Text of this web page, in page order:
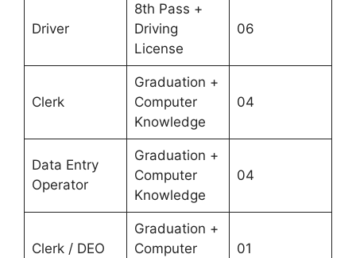
Driver
8th Pass +
Driving
License
06
Clerk
Graduation +
Computer
Knowledge
04
Data Entry
Operator
Graduation +
Computer
Knowledge
04
Clerk / DEO
Graduation +
Computer
01